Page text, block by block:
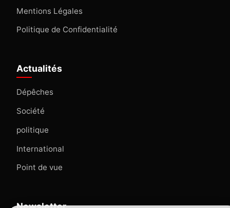
Mentions Légales
Politique de Confidentialité
Actualités
Dépêches
Société
politique
International
Point de vue